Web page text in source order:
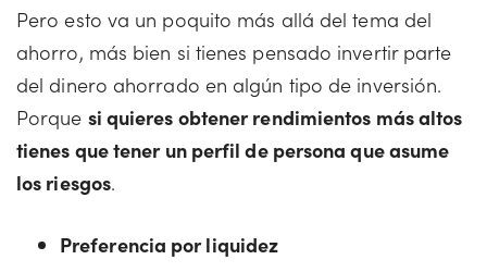
Pero esto va un poquito más allá del tema del
ahorro, más bien si tienes pensado invertir parte
del dinero ahorrado en algún tipo de inversión.
Porque si quieres obtener rendimientos más altos
tienes que tener un perfil de persona que asume
los riesgos.
Preferencia por liquidez